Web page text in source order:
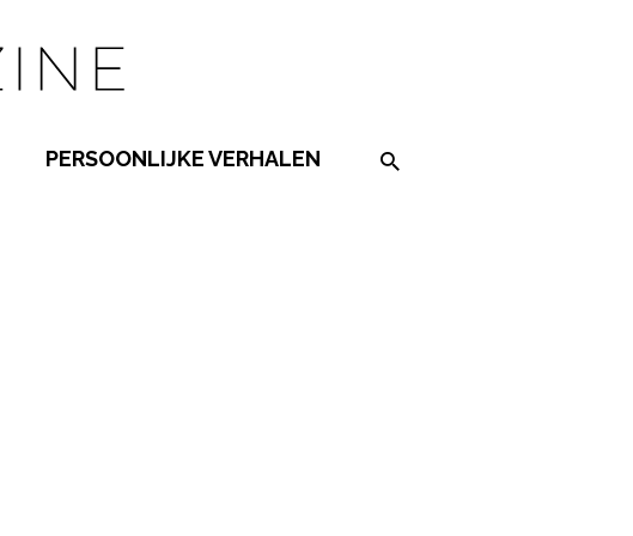
PERSOONLIJKE VERHALEN Search on the website